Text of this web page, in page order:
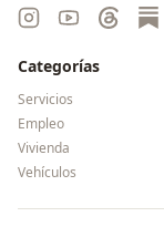
Categorías
Servicios
Empleo
Vivienda
Vehículos